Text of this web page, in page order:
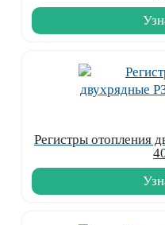
Регистры отопления